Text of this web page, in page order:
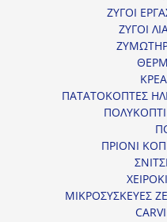
ΖΥΓΟΙ
ΖΥΓΟΙ
ΠΑΤΑΤΟΚΟΠΤΕΣ
ΠΡΙΟΝΙ
ΜΙΚΡΟΣΥΣΚΕΥΕΣ